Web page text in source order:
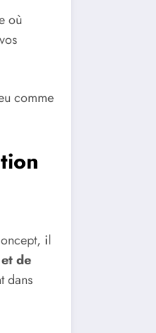
où
comme
il
de
dans